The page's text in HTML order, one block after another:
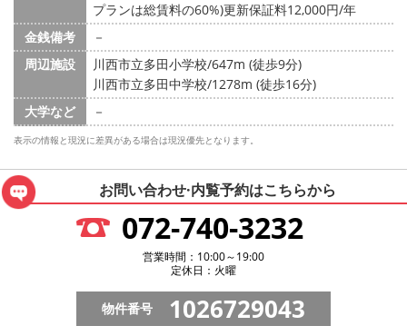
プランは総賃料の60%)更新保証料12,000円/年
金銭備考
－
周辺施設
川西市立多田小学校/647m (徒歩9分)
川西市立多田中学校/1278m (徒歩16分)
大学など
－
表示の情報と現況に差異がある場合は現況優先となります。
お問い合わせ·内覧予約はこちらから
072-740-3232
営業時間：10:00～19:00
定休日：火曜
物件番号 1026729043